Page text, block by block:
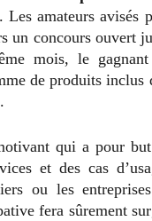
Les amateurs avisés
un concours ouvert
mois, le gagnant
de produits inclus
qui a pour
et des cas
ou les
fera sûrement